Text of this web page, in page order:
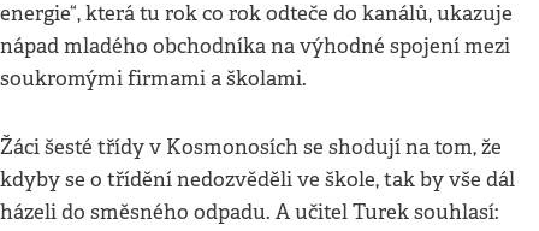
energie“, která tu rok co rok odteče do kanálů, ukazuje
nápad mladého obchodníka na výhodné spojení mezi
soukromými firmami a školami.
Žáci šesté třídy v Kosmonosích se shodují na tom, že
kdyby se o třídění nedozvěděli ve škole, tak by vše dál
házeli do směsného odpadu. A učitel Turek souhlasí: